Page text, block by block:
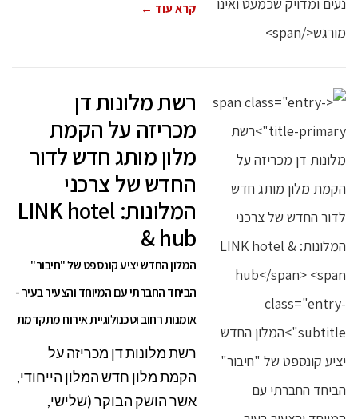
קרא עוד ←
רשת מלונות דן
מכריזה על הקמת
מלון מותג חדש לדור
החדש של צרכני
המלונות: LINK hotel
& hub
המלון החדש יציע קונספט של "חיבור"
הביחד החברתי עם המיוחד והצעיר בעיר -
אומנות רחוב וטכנולוגיית אירוח מתקדמת
רשת מלונות דן מכריזה על
הקמת מלון חדש המלון הייחודי,
אשר הושק הבוקר (שלישי,